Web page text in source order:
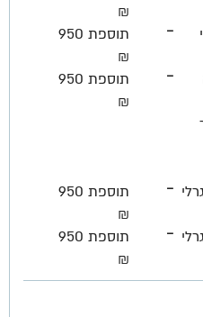
₪
-
תוספת 950
₪
-
תוספת 950
₪
-
תוספת 950
₪
-
תוספת 950
₪